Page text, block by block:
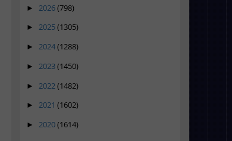
► 2026(798)
► 2025(1305)
► 2024(1288)
► 2023(1450)
► 2022(1482)
► 2021 (1602)
► 2020(1614)